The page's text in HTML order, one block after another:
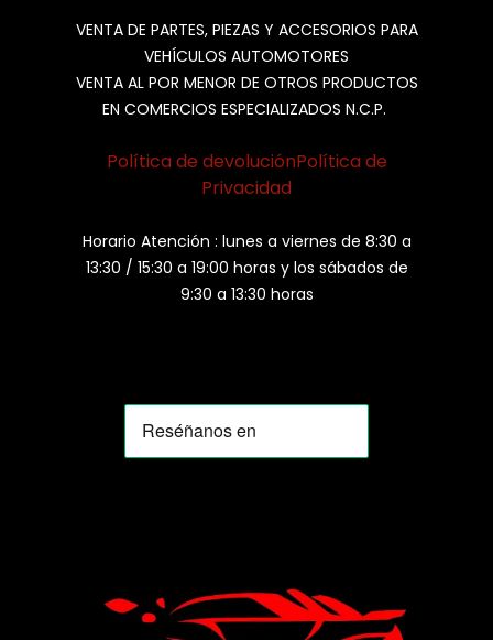
VENTA DE PARTES, PIEZAS Y ACCESORIOS PARA
VEHÍCULOS AUTOMOTORES
VENTA AL POR MENOR DE OTROS PRODUCTOS
EN COMERCIOS ESPECIALIZADOS N.C.P.
Política de devoluciónPolítica de
Privacidad
Horario Atención : lunes a viernes de 8:30 a
13:30 / 15:30 a 19:00 horas y los sábados de
9:30 a 13:30 horas